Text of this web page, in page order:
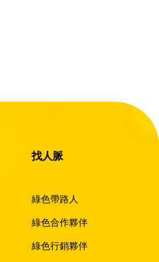
找人脈
綠色帶路人
綠色合作夥伴
綠色行銷夥伴